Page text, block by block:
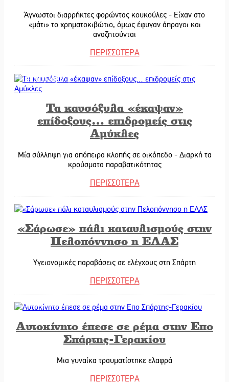
Άγνωστοι διαρρήκτες φορώντας κουκούλες - Είχαν στο
«μάτι» το χρηματοκιβώτιο, όμως έφυγαν άπραγοι και
αναζητούνται
ΠΕΡΙΣΣΟΤΕΡΑ
21/01/2026
Τα καυσόξυλα «έκαψαν»
επίδοξους… επιδρομείς στις
Αμύκλες
Μία σύλληψη για απόπειρα κλοπής σε οικόπεδο - Διαρκή τα
κρούσματα παραβατικότητας
ΠΕΡΙΣΣΟΤΕΡΑ
21/01/2026
«Σάρωσε» πάλι καταυλισμούς στην
Πελοπόννησο η ΕΛΑΣ
Υγειονομικές παραβάσεις σε ελέγχους στη Σπάρτη
ΠΕΡΙΣΣΟΤΕΡΑ
20/01/2026
Αυτοκίνητο έπεσε σε ρέμα στην Επο
Σπάρτης-Γερακίου
Μια γυναίκα τραυματίστηκε ελαφρά
ΠΕΡΙΣΣΟΤΕΡΑ